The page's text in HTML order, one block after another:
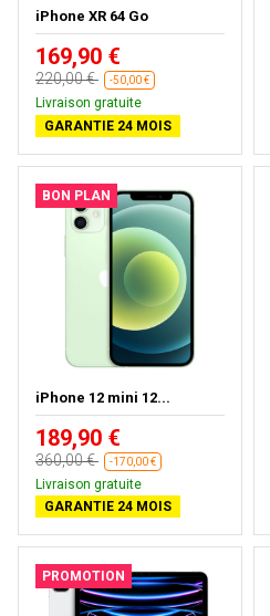
iPhone XR 64 Go
169,90 €
220,00 € -50,00 €
Livraison gratuite
GARANTIE 24 MOIS
BON PLAN
iPhone 12 mini 12...
189,90 €
360,00 € -170,00 €
Livraison gratuite
GARANTIE 24 MOIS
PROMOTION